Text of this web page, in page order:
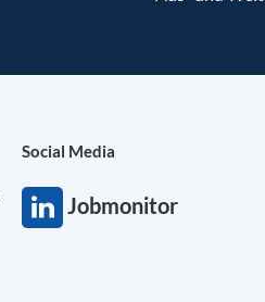
Social Media
Jobmonitor